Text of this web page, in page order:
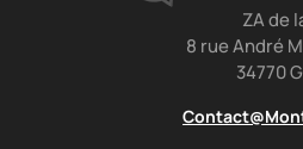
ZA de
8 rue André
34770